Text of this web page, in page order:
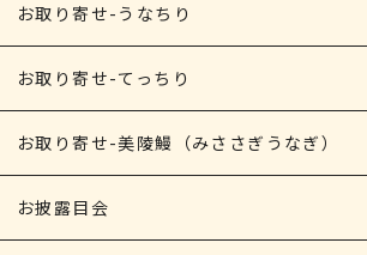
お取り寄せ-うなちり
お取り寄せ-てっちり
お取り寄せ-美陵鰻（みささぎうなぎ）
お披露目会